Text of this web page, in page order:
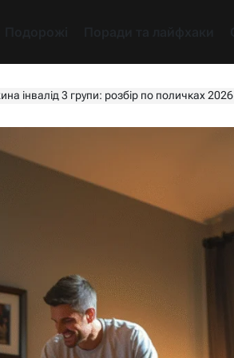
інвалід 3 групи: розбір по поличках 2026